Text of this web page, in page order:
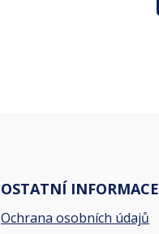
OSTATNÍ INFORMACE
Ochrana osobních údajů